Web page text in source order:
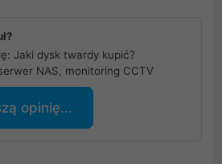
Jaki dysk twardy kupić?
NAS, monitoring CCTV
opinię...